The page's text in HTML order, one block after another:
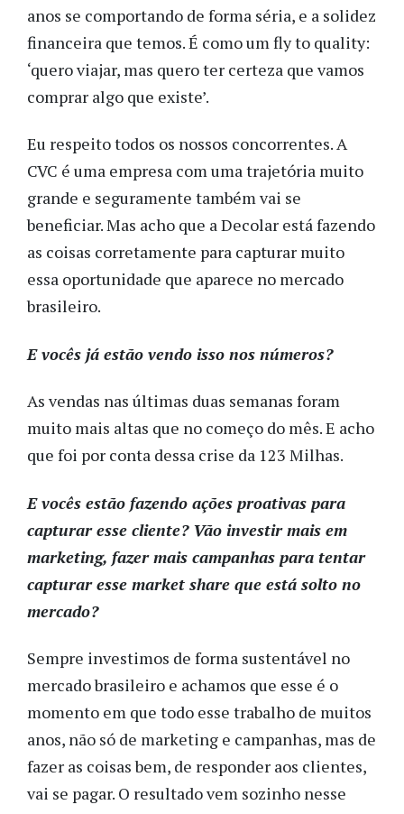
anos se comportando de forma séria, e a solidez
financeira que temos. É como um fly to quality:
‘quero viajar, mas quero ter certeza que vamos
comprar algo que existe’.
Eu respeito todos os nossos concorrentes. A
CVC é uma empresa com uma trajetória muito
grande e seguramente também vai se
beneficiar. Mas acho que a Decolar está fazendo
as coisas corretamente para capturar muito
essa oportunidade que aparece no mercado
brasileiro.
E vocês já estão vendo isso nos números?
As vendas nas últimas duas semanas foram
muito mais altas que no começo do mês. E acho
que foi por conta dessa crise da 123 Milhas.
E vocês estão fazendo ações proativas para
capturar esse cliente? Vão investir mais em
marketing, fazer mais campanhas para tentar
capturar esse market share que está solto no
mercado?
Sempre investimos de forma sustentável no
mercado brasileiro e achamos que esse é o
momento em que todo esse trabalho de muitos
anos, não só de marketing e campanhas, mas de
fazer as coisas bem, de responder aos clientes,
vai se pagar. O resultado vem sozinho nesse